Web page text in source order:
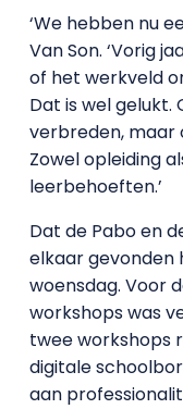
‘We hebben nu
Van Son. ‘Vorig
of het werkveld
Dat is wel gelukt.
verbreden, maar
Zowel opleiding
leerbehoeften.’
Dat de Pabo en
elkaar gevonden
woensdag. Voor
workshops was
twee workshops
digitale
aan